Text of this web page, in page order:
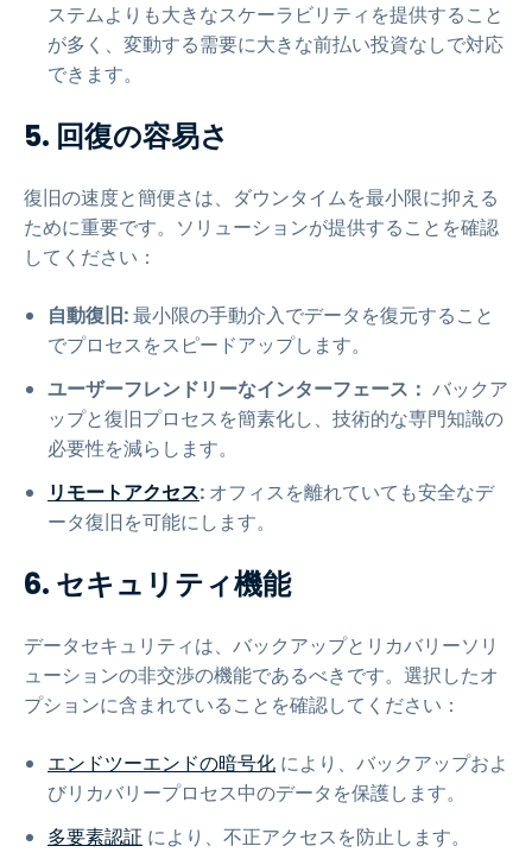
ステムよりも大きなスケーラビリティを提供すること
が多く、変動する需要に大きな前払い投資なしで対応
できます。
5. 回復の容易さ
復旧の速度と簡便さは、ダウンタイムを最小限に抑える
ために重要です。ソリューションが提供することを確認
してください：
自動復旧:最小限の手動介入でデータを復元すること
でプロセスをスピードアップします。
ユーザーフレンドリーなインターフェース： バックア
ップと復旧プロセスを簡素化し、技術的な専門知識の
必要性を減らします。
リモートアクセス: オフィスを離れていても安全なデ
ータ復旧を可能にします。
6. セキュリティ機能
データセキュリティは、バックアップとリカバリーソリ
ューションの非交渉の機能であるべきです。選択したオ
プションに含まれていることを確認してください：
エンドツーエンドの暗号化 により、バックアップおよ
びリカバリープロセス中のデータを保護します。
多要素認証 により、不正アクセスを防止します。